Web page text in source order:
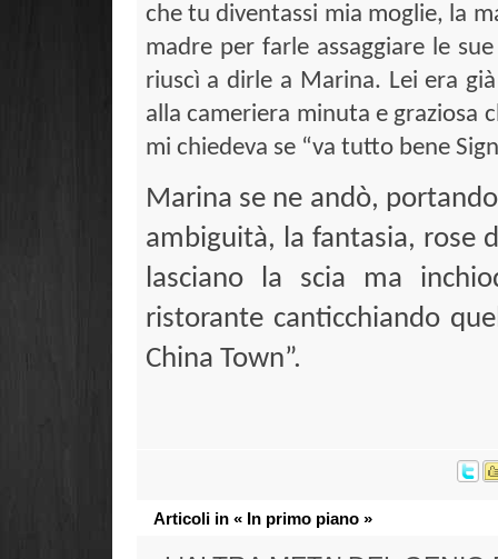
che tu diventassi mia moglie, la
madre per farle assaggiare le
riuscì a dirle a Marina. Lei era
alla cameriera minuta e graziosa
mi chiedeva se “va tutto bene
Marina se ne andò,
ambiguità, la fantasia, rose
lasciano la scia ma
ristorante canticchiando
China Town”.
Articoli in « In primo piano »